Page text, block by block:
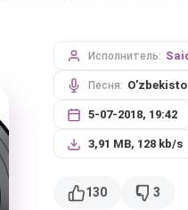
Исполнитель:
Песня:
5-07-2018, 19:42
3,91 MB, 128 kb/s
130 3